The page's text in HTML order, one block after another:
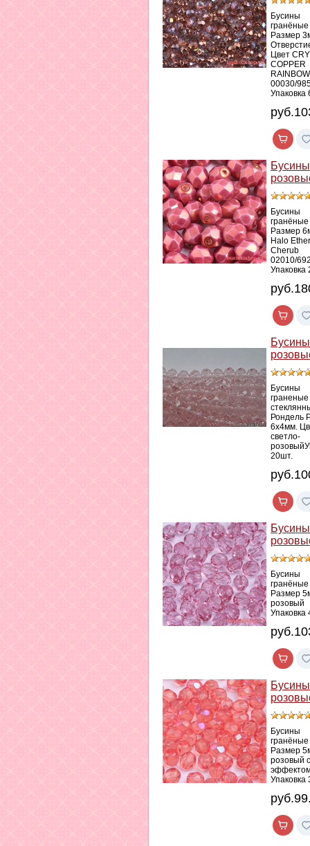
Бусины
гранёные
Размер
Цвет
COPPER
RAINBOW
00030/
Упаковка
Бусины
Бусины
гранёные
Размер
Halo
Cherub
02010/
Упаковка
Бусины
Бусины
граненые
Рондель
6х4мм.
светло-
20шт.
Бусины
Бусины
гранёные
Размер
розовый
Упаковка
Бусины
Бусины
гранёные
Размер
розовый с
Упаковка